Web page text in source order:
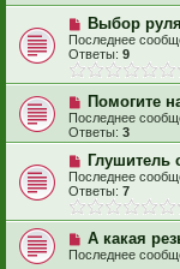
Выбор
Последнее
Ответы: 9
Помогите
Последнее
Ответы: 3
Глушитель
Последнее
Ответы: 7
А какая
Последнее